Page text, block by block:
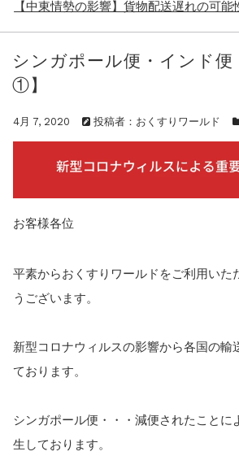
【中東情勢の影響】貨物配送遅れの可能
お知らせ
2025.11.19
年末年始の営業について【2025-202...
問い合わせ停止期間のご案内...
2026年GW営業について...
お知らせ
お知らせ
2025.11.19
年末年始の営業について【2025-202...
お知らせ
2025.8.24
シンガポール便・インド便
①】
4月 7, 2020 投稿者：おくすりワールド
お客様各位
平素からおくすりワールドをご利用いた
うございます。
新型コロナウィルスの影響から各国の輸
ております。
シンガポール便・・・減便されたことに
生しております。